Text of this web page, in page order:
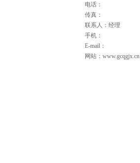
电话：
传真：
联系人：经理
手机：
E-mail：
网站：www.gcqgjx.cn